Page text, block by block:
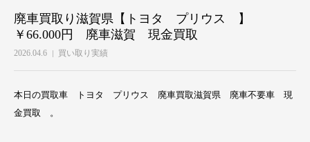
廃車買取り滋賀県【トヨタ プリウス 】
￥66.000円 廃車滋賀 現金買取
2026.04.6 買い取り実績
本日の買取車 トヨタ プリウス 廃車買取滋賀県 廃車不要車 現
金買取 。